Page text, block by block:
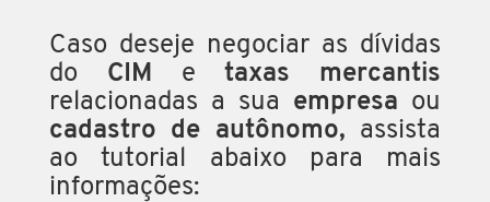
Caso deseje negociar as dívidas
do CIM e taxas mercantis
relacionadas a sua empresa ou
cadastro de autônomo, assista
ao tutorial abaixo para mais
informações: